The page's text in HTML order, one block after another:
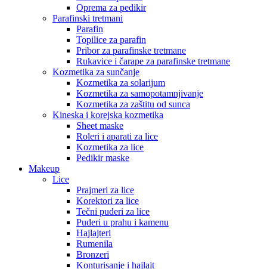
Oprema za pedikir
Parafinski tretmani
Parafin
Topilice za parafin
Pribor za parafinske tretmane
Rukavice i čarape za parafinske tretmane
Kozmetika za sunčanje
Kozmetika za solarijum
Kozmetika za samopotamnjivanje
Kozmetika za zaštitu od sunca
Kineska i korejska kozmetika
Sheet maske
Roleri i aparati za lice
Kozmetika za lice
Pedikir maske
Makeup
Lice
Prajmeri za lice
Korektori za lice
Tečni puderi za lice
Puderi u prahu i kamenu
Hajlajteri
Rumenila
Bronzeri
Konturisanje i hajlajt